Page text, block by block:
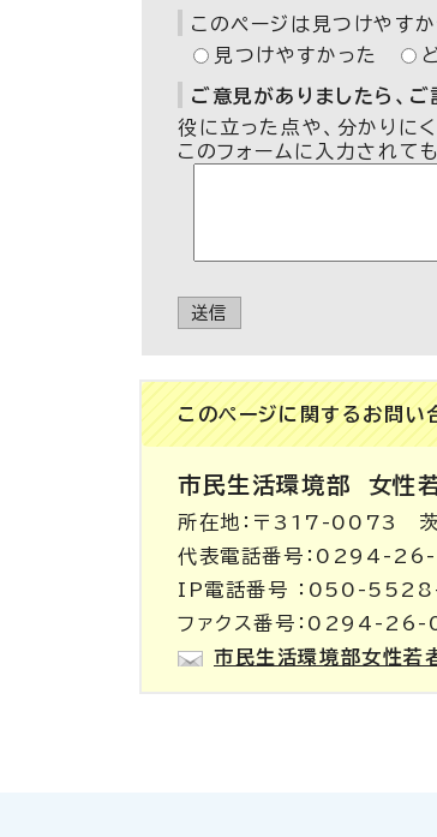
このページは見つけやすか
見つけやすかった
ご意見がありましたら、
役に立った点や、分かりに
このフォームに入力されて
送信
このページに関する お問い
市民生活環境部 女性
所在地：〒317-0073 茨
代表電話番号：0294-
IP電話番号 ：050-
ファクス番号：0294-
市民生活環境部女性若